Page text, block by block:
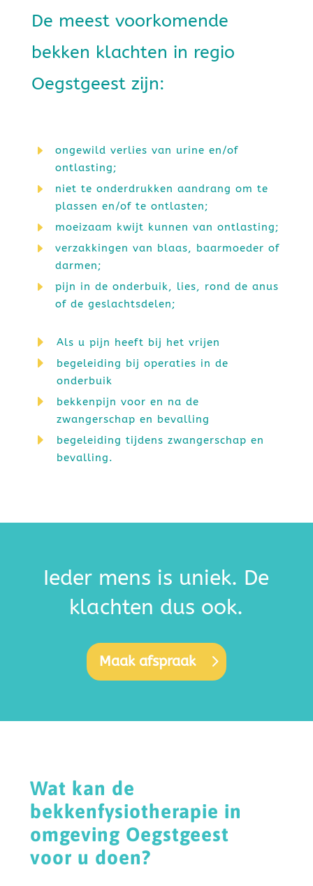
De meest voorkomende
bekken klachten in regio
Oegstgeest zijn:
E
ongewild verlies van urine en/of
ontlasting;
E
niet te onderdrukken aandrang om te
plassen en/of te ontlasten;
E moeizaam kwijt kunnen van ontlasting;
E
verzakkingen van blaas, baarmoeder of
darmen;
E
pijn in de onderbuik, lies, rond de anus
of de geslachtsdelen;
E Als u pijn heeft bij het vrijen
E
begeleiding bij operaties in de
onderbuik
E
bekkenpijn voor en na de
zwangerschap en bevalling
E
begeleiding tijdens zwangerschap en
bevalling.
Ieder mens is uniek. De
klachten dus ook.
Maak afspraak
Wat kan de
bekkenfysiotherapie in
omgeving Oegstgeest
voor u doen?